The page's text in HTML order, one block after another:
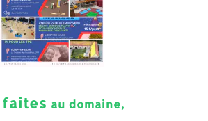
faites au domaine,